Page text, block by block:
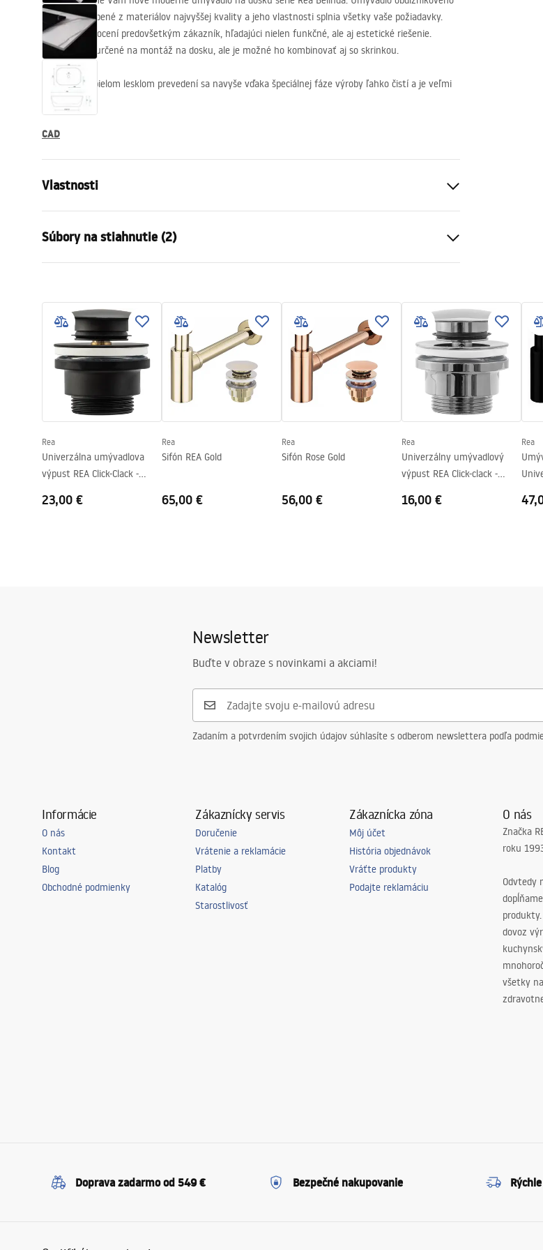
tvaru je vyrobené z materiálov najvyššej kvality a jeho vlastnosti splnia všetky vaše požiadavky.
Tento model ocení predovšetkým zákazník, hľadajúci nielen funkčné, ale aj estetické riešenie.
Umývadlo je určené na montáž na dosku, ale je možné ho kombinovať aj so skrinkou.
Umývadlo v bielom lesklom prevedení sa navyše vďaka špeciálnej fáze výroby ľahko čistí a je veľmi
CAD
Vlastnosti
Materiál
Farba
Imitácia kameňa
Dĺžka
Šírka
250
mm
Výška
mm
Tvar
Obdĺžnikový
Otvor pre batériu
Nie
Prepadový otvor
Súbory na stiahnutie (2)
Basin.pdf
Warranty_Terms_and_Conditions_
Basins_-_5.pdf
Rea
Univerzálna umývadlova
výpust REA Click-Clack -
23,00 €
Rea
Sifón REA Gold
65,00 €
Rea
Sifón Rose Gold
56,00 €
Rea
Univerzálny umývadlový
výpust REA Click-clack -
16,00 €
Rea
Newsletter
Buďte v obraze s novinkami a akciami!
Zadaním a potvrdením svojich údajov súhlasíte s odberom newslettera podľa
Informácie
O nás
Kontakt
Blog
Obchodné podmienky
Zákaznícky servis
Doručenie
Vrátenie a reklamácie
Platby
Katalóg
Starostlivosť
Zákaznícka zóna
Môj účet
História objednávok
Vráťte produkty
Podajte reklamáciu
O nás
Značka
roku
Odvtedy
dovoz
všetky
Doprava zadarmo od 549 € Bezpečné nakupovanie